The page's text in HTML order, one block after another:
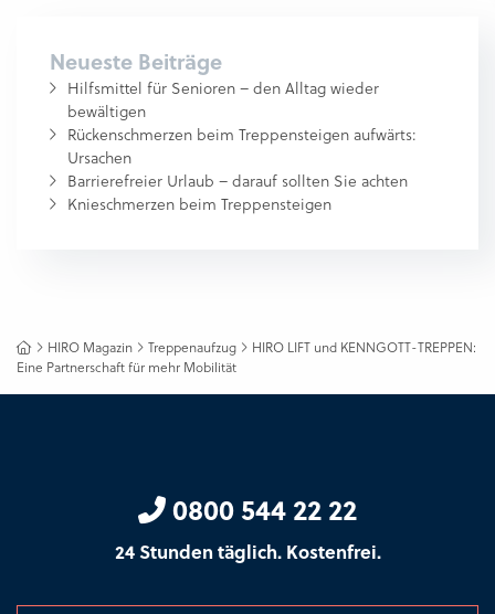
Neueste Beiträge
Hilfsmittel für Senioren – den Alltag wieder
bewältigen
Rückenschmerzen beim Treppensteigen aufwärts:
Ursachen
Barrierefreier Urlaub – darauf sollten Sie achten
Knieschmerzen beim Treppensteigen
HIRO Magazin Treppenaufzug
HIRO LIFT und KENNGOTT-TREPPEN:
Eine Partnerschaft für mehr Mobilität
0800 544 22 22
24 Stunden täglich. Kostenfrei.